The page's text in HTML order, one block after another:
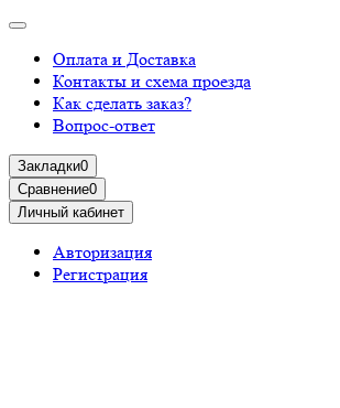
Оплата и Доставка
Контакты и схема проезда
Как сделать заказ?
Вопрос-ответ
Закладки0
Сравнение0
Личный кабинет
Авторизация
Регистрация